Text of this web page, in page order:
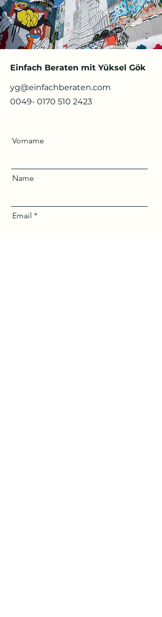
Einfach Beraten mit Yüksel Gök
yg@einfachberaten.com
0049- 0170 510 2423
Vorname
Name
Email